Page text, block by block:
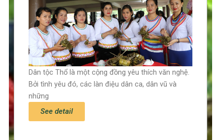
Dân tộc Thổ là một cộng đồng yêu thích văn nghệ.
Bởi tình yêu đó, các làn điệu dân ca, dân vũ và
những
See detail